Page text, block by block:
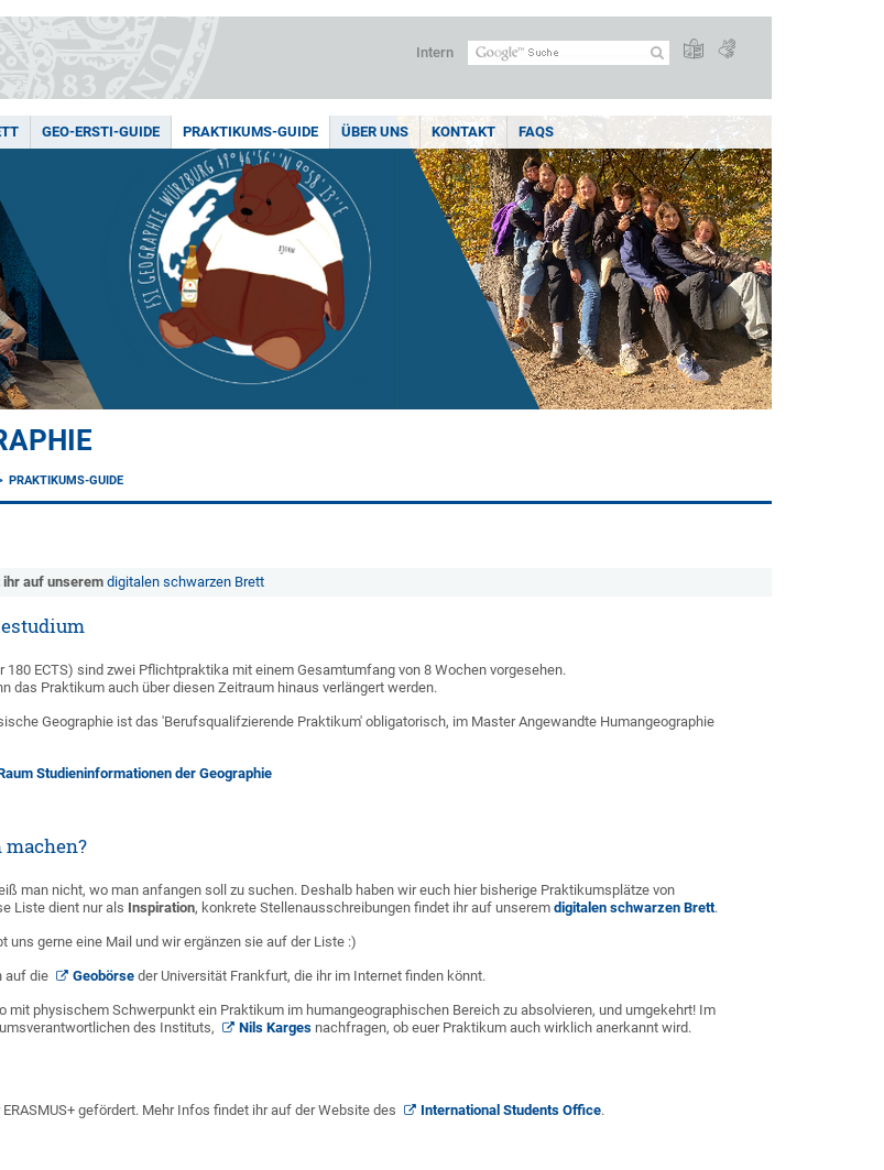
Intern
GEO-ERSTI-GUIDE PRAKTIKUMS-GUIDE ÜBER UNS KONTAKT FAQS
PRAKTIKUMS-GUIDE
auf unserem digitalen schwarzen Brett
180 ECTS) sind zwei Pflichtpraktika mit einem Gesamtumfang von 8 Wochen vorgesehen.
das Praktikum auch über diesen Zeitraum hinaus verlängert werden.
Geographie ist das 'Berufsqualifzierende Praktikum' obligatorisch, im Master Angewandte Humangeographie
Studieninformationen der Geographie
man nicht, wo man anfangen soll zu suchen. Deshalb haben wir euch hier bisherige Praktikumsplätze von
Liste dient nur als Inspiration, konkrete Stellenausschreibungen findet ihr auf unseremdigitalen schwarzen Brett.
uns gerne eine Mail und wir ergänzen sie auf der Liste :)
auf die Geobörseder Universität Frankfurt, die ihr im Internet finden könnt.
mit physischem Schwerpunkt ein Praktikum im humangeographischen Bereich zu absolvieren, und umgekehrt! Im
des Instituts,
Nils Kargesnachfragen, ob euer Praktikum auch wirklich anerkannt wird.
gefördert. Mehr Infos findet ihr auf der Website des International Students Office.